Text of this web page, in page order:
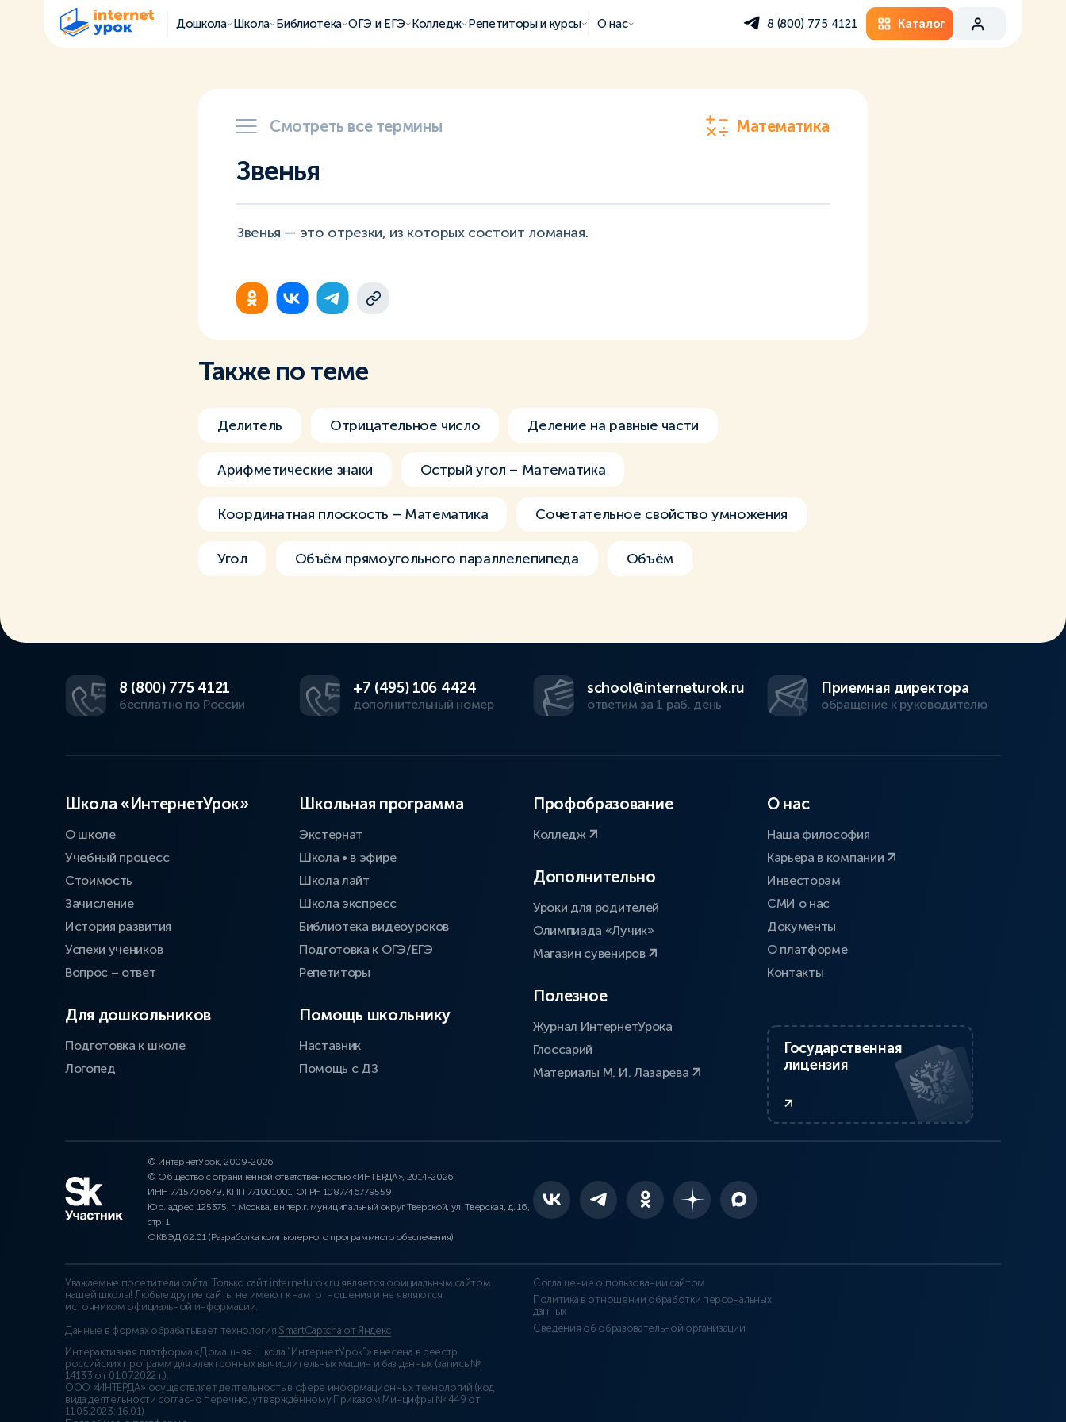
Дошкола Школа Библиотека ОГЭ и ЕГЭ Колледж Репетиторы и курсы О нас 8 (800) 775 4121 Каталог
Смотреть все термины Математика
Звенья
Звенья — это отрезки, из которых состоит ломаная.
Также по теме
Делитель Отрицательное число Деление на равные части
Арифметические знаки Острый угол – Математика
Координатная плоскость – Математика Сочетательное свойство умножения
Угол Объём прямоугольного параллелепипеда Объём
8 (800) 775 4121
бесплатно по России
+7 (495) 106 4424
дополнительный номер
school@interneturok.ru
ответим за 1 раб. день
Приемная директора
обращение к руководителю
Школа «ИнтернетУрок»
О школе
Учебный процесс
Стоимость
Зачисление
История развития
Успехи учеников
Вопрос – ответ
Для дошкольников
Подготовка к школе
Логопед
Школьная программа
Экстернат
Школа • в эфире
Школа лайт
Школа экспресс
Библиотека видеоуроков
Подготовка к ОГЭ/ЕГЭ
Репетиторы
Помощь школьнику
Наставник
Помощь с ДЗ
Профобразование
Колледж
Дополнительно
Уроки для родителей
Олимпиада «Лучик»
Магазин сувениров
Полезное
Журнал ИнтернетУрока
Глоссарий
Материалы М. И. Лазарева
О нас
Наша философия
Карьера в компании
Инвесторам
СМИ о нас
Документы
О платформе
Контакты
Государственная
лицензия
© ИнтернетУрок, 2009-2026
© Общество с ограниченной ответственностью «ИНТЕРДА», 2014-2026
ИНН 7715706679, КПП 771001001, ОГРН 1087746779559
Юр. адрес: 125375, г. Москва, вн.тер.г. муниципальный округ Тверской, ул. Тверская, д. 16,
стр. 1
ОКВЭД 62.01 (Разработка компьютерного программного обеспечения)
Уважаемые посетители сайта! Только сайт interneturok.ru является официальным сайтом
нашей школы! Любые другие сайты не имеют к нам отношения и не являются
источником официальной информации.
Данные в формах обрабатывает технология SmartCaptcha от Яндекс
Интерактивная платформа «Домашняя Школа “ИнтернетУрок”» внесена в реестр
российских программ для электронных вычислительных машин и баз данных (запись №
14133 от 01.07.2022 г.).
ООО «ИНТЕРДА» осуществляет деятельность в сфере информационных технологий (код
вида деятельности согласно перечню, утверждённому Приказом Минцифры № 449 от
11.05.2023: 16.01)
Соглашение о пользовании сайтом
Политика в отношении обработки персональных
данных
Сведения об образовательной организации